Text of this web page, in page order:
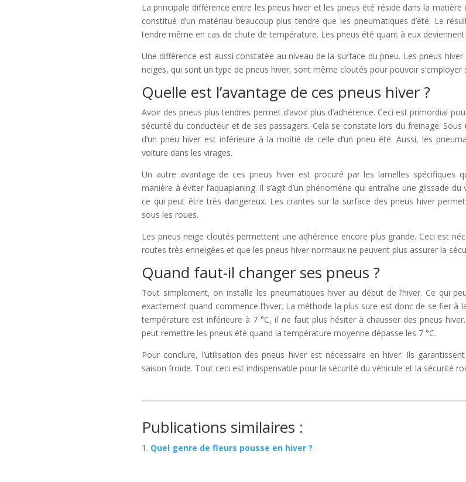
La principale différence entre les pneus hiver et les pneus été réside dans la
constitué d’un matériau beaucoup plus tendre que les pneumatiques d’été. Le
tendre même en cas de chute de température. Les pneus été quant à eux
Une différence est aussi constatée au niveau de la surface du pneu. Les pneus
neiges, qui sont un type de pneus hiver, sont même cloutés pour pouvoir s’employer
Quelle est l’avantage de ces pneus hiver ?
Avoir des pneus plus tendres permet d’avoir plus d’adhérence. Ceci est primordial
sécurité du conducteur et de ses passagers. Cela se constate lors du freinage.
d’un pneu hiver est inférieure à la moitié de celle d’un pneu été. Aussi, les
voiture dans les virages.
Un autre avantage de ces pneus hiver est procuré par les lamelles spécifiques
manière à éviter l’aquaplaning. Il s’agit d’un phénomène qui entraîne une glissade
ce qui peut être très dangereux. Les crantes sur la surface des pneus hiver
sous les roues.
Les pneus neige cloutés permettent une adhérence encore plus grande. Ceci est
routes très enneigées et que les pneus hiver normaux ne peuvent plus assurer la
Quand faut-il changer ses pneus ?
Tout simplement, on installe les pneumatiques hiver au début de l’hiver. Ce qui
exactement quand commence l’hiver. La méthode la plus sure est donc de se fier
température est inférieure à 7 °C, il ne faut plus hésiter à chausser des pneus
peut remettre les pneus été quand la température moyenne dépasse les 7 °C.
Pour conclure, l’utilisation des pneus hiver est nécessaire en hiver. Ils
saison froide. Tout ceci est indispensable pour la sécurité du véhicule et la sécurité
Publications similaires :
Quel genre de fleurs pousse en hiver ?